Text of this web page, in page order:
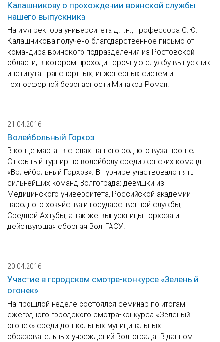
Калашникову о прохождении воинской службы
нашего выпускника
На имя ректора университета д.т.н., профессора С.Ю.
Калашникова получено благодарственное письмо от
командира воинского подразделения из Ростовской
области, в котором проходит срочную службу выпускник
института транспортных, инженерных систем и
техносферной безопасности Минаков Роман.
21.04.2016
Волейбольный Горхоз
В конце марта в стенах нашего родного вуза прошел
Открытый турнир по волейболу среди женских команд
«Волейбольный Горхоз». В турнире участвовало пять
сильнейших команд Волгограда: девушки из
Медицинского университета, Российской академии
народного хозяйства и государственной службы,
Средней Ахтубы, а так же выпускницы горхоза и
действующая сборная ВолгГАСУ.
20.04.2016
Участие в городском смотре-конкурсе «Зеленый
огонек»
На прошлой неделе состоялся семинар по итогам
ежегодного городского смотра-конкурса «Зеленый
огонек» среди дошкольных муниципальных
образовательных учреждений Волгограда. В данном